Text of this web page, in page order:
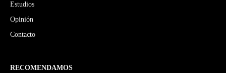
Estudios
Opinión
Contacto
RECOMENDAMOS